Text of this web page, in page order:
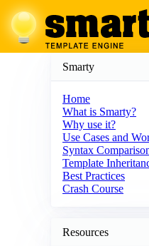
Smarty
Home
What is Smarty?
Why use it?
Use Cases and
Syntax
Template
Best Practices
Crash Course
Resources